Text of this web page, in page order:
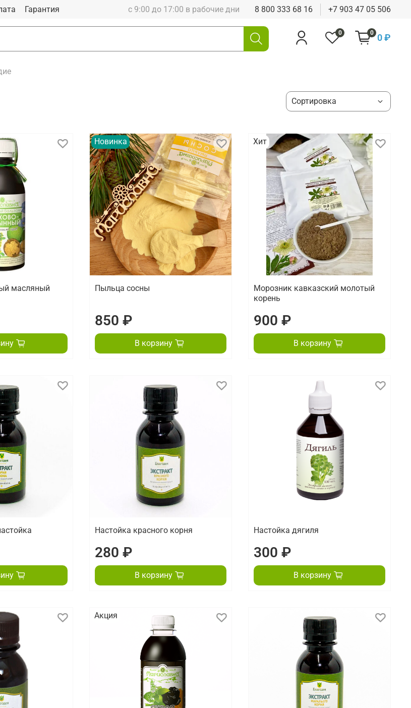
Гарантия с 9:00 до 17:00 в рабочие дни 8 800 333 68 16 +7 903 47 05 506
0 0 0 ₽
масляный
Новинка
Пыльца сосны
850 ₽
В корзину
Хит
Морозник кавказский молотый
корень
900 ₽
В корзину
Настойка красного корня
280 ₽
В корзину
Настойка дягиля
300 ₽
В корзину
Акция